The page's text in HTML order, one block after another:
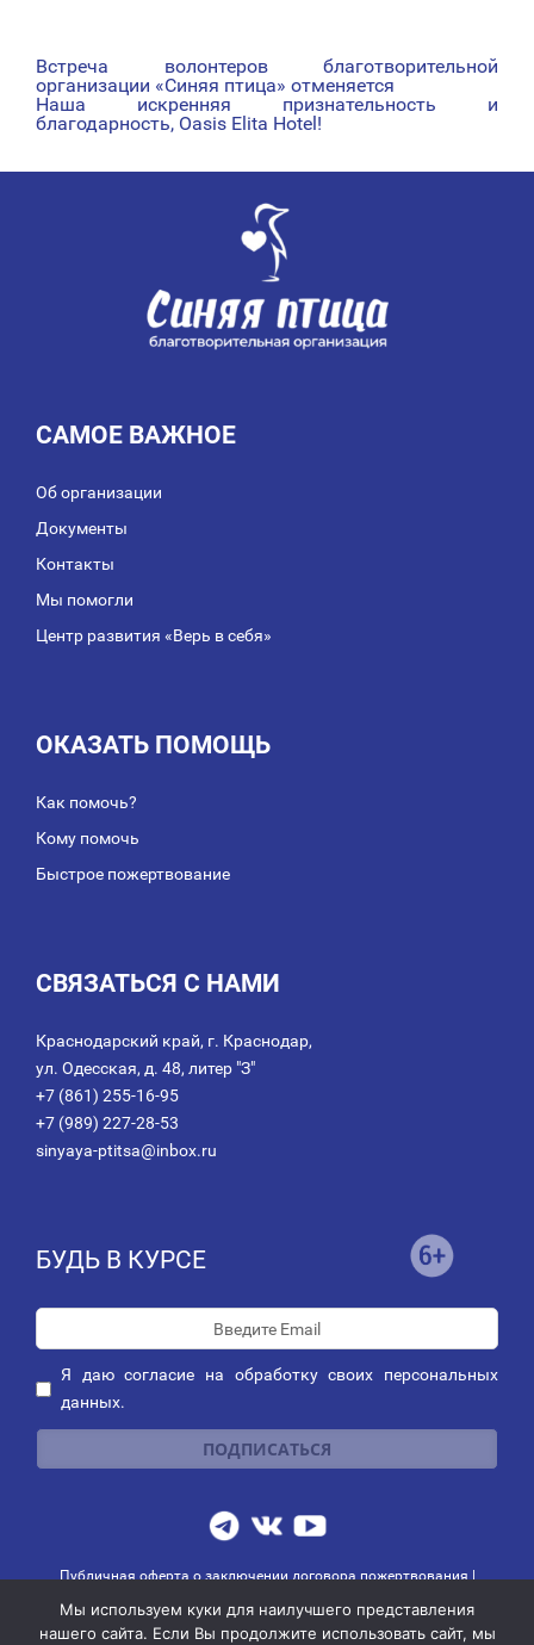
НАВИГАЦИЯ
ПО
ЗАПИСЯМ
Встреча волонтеров благотворительной
организации «Синяя птица» отменяется
Наша искренняя признательность и
благодарность, Oasis Elita Hotel!
САМОЕ ВАЖНОЕ
Об организации
Документы
Контакты
Мы помогли
Центр развития «Верь в себя»
ОКАЗАТЬ ПОМОЩЬ
Как помочь?
Кому помочь
Быстрое пожертвование
СВЯЗАТЬСЯ С НАМИ
Краснодарский край, г. Краснодар,
ул. Одесская, д. 48, литер "З"
+7 (861) 255-16-95
+7 (989) 227-28-53
sinyaya-ptitsa@inbox.ru
БУДЬ В КУРСЕ
Я даюсогласие на обработку своих персональных
данных.
Публичная оферта о заключении договора пожертвования|
© 2014-2026 АНО благотворительных и социальных программ
"СИНЯЯ ПТИЦА"
Мы используем куки для наилучшего представления
нашего сайта. Если Вы продолжите использовать сайт, мы